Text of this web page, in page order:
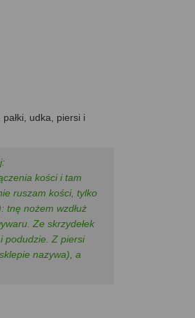
udka, piersi i
kości i tam
ruszam kości, tylko
tnę nożem wzdłuż
Ze skrzydełek
podudzie. Z piersi
nazywa), a